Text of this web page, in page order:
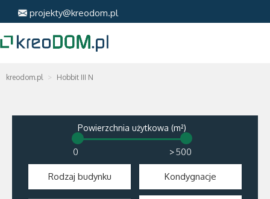
projekty@kreodom.pl
kreodom.pl Hobbit III N
Powierzchnia użytkowa (m²)
>
Rodzaj budynku Kondygnacje